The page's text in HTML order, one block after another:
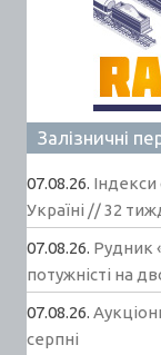
Залізничні
07.08.26.
Україні // 32
07.08.26. Рудник
потужністі на
07.08.26.
серпні